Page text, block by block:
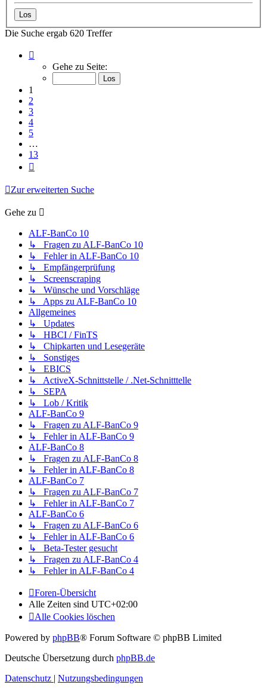
Die Suche ergab 620 Treffer
von
Gehe zu Seite:
1
2
3
4
5
…
13
Zur erweiterten Suche
Gehe zu
ALF-BanCo 10
↳ Fragen zu ALF-BanCo 10
↳ Fehler in ALF-BanCo 10
↳ Empfängerprüfung
↳ Screenscraping
↳ Wünsche und Vorschläge
↳ Apps zu ALF-BanCo 10
Allgemeines
↳ Updates
↳ HBCI / FinTS
↳ Chipkarten und Lesegeräte
↳ Sonstiges
↳ EBICS
↳ ActiveX-Schnittstelle / .Net-Schnitttelle
↳ SEPA
↳ Lob / Kritik
ALF-BanCo 9
↳ Fragen zu ALF-BanCo 9
↳ Fehler in ALF-BanCo 9
ALF-BanCo 8
↳ Fragen zu ALF-BanCo 8
↳ Fehler in ALF-BanCo 8
ALF-BanCo 7
↳ Fragen zu ALF-BanCo 7
↳ Fehler in ALF-BanCo 7
ALF-BanCo 6
↳ Fragen zu ALF-BanCo 6
↳ Fehler in ALF-BanCo 6
↳ Beta-Tester gesucht
↳ Fragen zu ALF-BanCo 4
↳ Fehler in ALF-BanCo 4
Foren-Übersicht
Alle Zeiten sind UTC+02:00
Alle Cookies löschen
Powered by phpBB® Forum Software © phpBB Limited
Deutsche Übersetzung durch phpBB.de
Datenschutz
Nutzungsbedingungen